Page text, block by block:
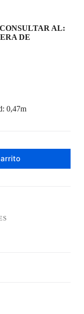
AL:
DE
0,47m